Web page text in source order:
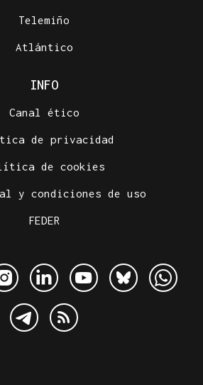
Telemiño
Atlántico
INFO
Canal ético
de privacidad
de cookies
y condiciones de uso
FEDER